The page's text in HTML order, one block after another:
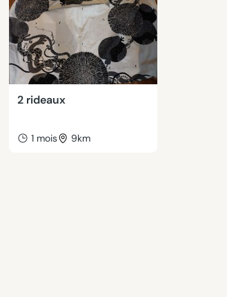
2 rideaux
1 mois 9km